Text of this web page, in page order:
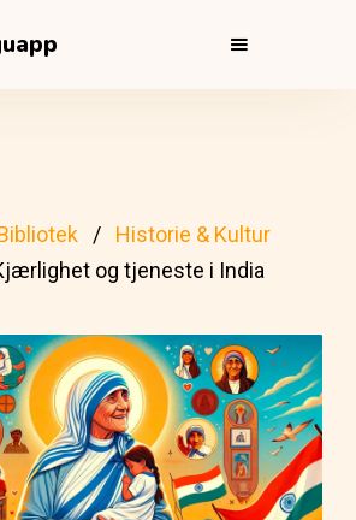
Historie & Kultur
og tjeneste i India